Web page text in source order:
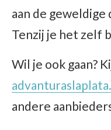
aan de geweldige
Tenzij je het zelf
Wil je ook gaan?
andere